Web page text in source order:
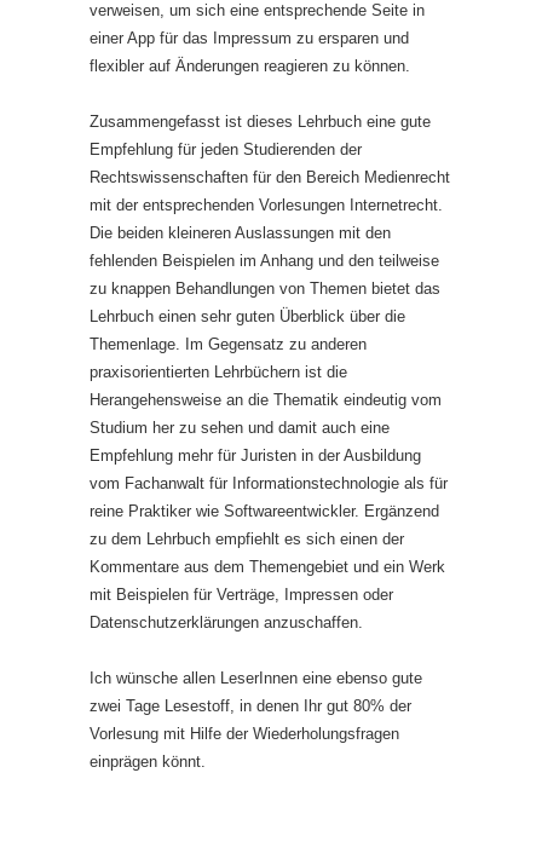
verweisen, um sich eine entsprechende Seite in
einer App für das Impressum zu ersparen und
flexibler auf Änderungen reagieren zu können.
Zusammengefasst ist dieses Lehrbuch eine gute
Empfehlung für jeden Studierenden der
Rechtswissenschaften für den Bereich Medienrecht
mit der entsprechenden Vorlesungen Internetrecht.
Die beiden kleineren Auslassungen mit den
fehlenden Beispielen im Anhang und den teilweise
zu knappen Behandlungen von Themen bietet das
Lehrbuch einen sehr guten Überblick über die
Themenlage. Im Gegensatz zu anderen
praxisorientierten Lehrbüchern ist die
Herangehensweise an die Thematik eindeutig vom
Studium her zu sehen und damit auch eine
Empfehlung mehr für Juristen in der Ausbildung
vom Fachanwalt für Informationstechnologie als für
reine Praktiker wie Softwareentwickler. Ergänzend
zu dem Lehrbuch empfiehlt es sich einen der
Kommentare aus dem Themengebiet und ein Werk
mit Beispielen für Verträge, Impressen oder
Datenschutzerklärungen anzuschaffen.
Ich wünsche allen LeserInnen eine ebenso gute
zwei Tage Lesestoff, in denen Ihr gut 80% der
Vorlesung mit Hilfe der Wiederholungsfragen
einprägen könnt.